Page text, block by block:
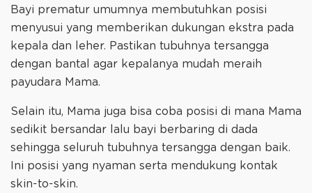
Bayi prematur umumnya membutuhkan posisi
menyusui yang memberikan dukungan ekstra pada
kepala dan leher. Pastikan tubuhnya tersangga
dengan bantal agar kepalanya mudah meraih
payudara Mama.
Selain itu, Mama juga bisa coba posisi di mana Mama
sedikit bersandar lalu bayi berbaring di dada
sehingga seluruh tubuhnya tersangga dengan baik.
Ini posisi yang nyaman serta mendukung kontak
skin-to-skin.